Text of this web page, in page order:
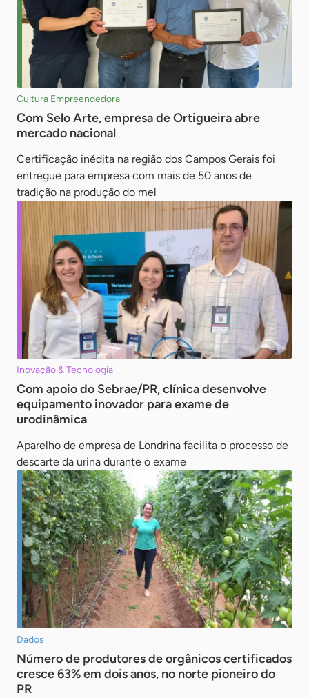
Cultura Empreendedora
Com Selo Arte, empresa de Ortigueira abre
mercado nacional
Certificação inédita na região dos Campos Gerais foi
entregue para empresa com mais de 50 anos de
tradição na produção do mel
Inovação & Tecnologia
Com apoio do Sebrae/PR, clínica desenvolve
equipamento inovador para exame de
urodinâmica
Aparelho de empresa de Londrina facilita o processo de
descarte da urina durante o exame
Dados
Número de produtores de orgânicos certificados
cresce 63% em dois anos, no norte pioneiro do
PR